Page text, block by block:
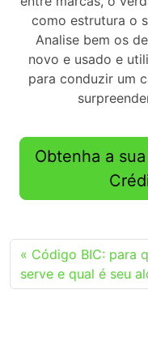
como estrutura o
Analise bem os
novo e usado e
para conduzir um
Obtenha a
Código BIC: para
serve e qual é seu